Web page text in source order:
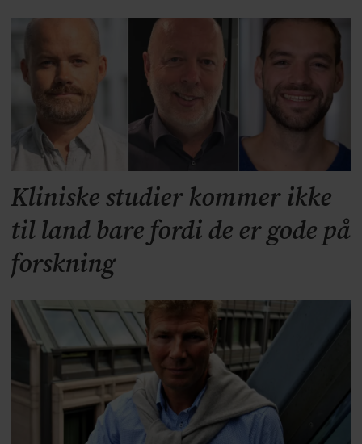
Kliniske studier kommer ikke
til land bare fordi de er gode på
forskning